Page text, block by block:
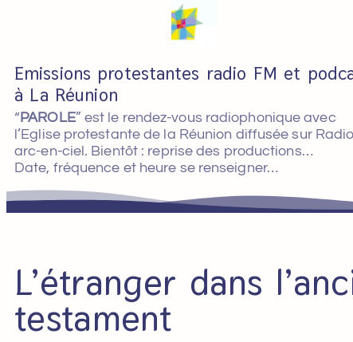
Emissions protestantes radio FM et
à La Réunion
“ PAROLE” est le rendez-vous radiophonique avec
l’Eglise protestante de la Réunion diffusée sur Radio
arc-en-ciel. Bientôt : reprise des productions…
Date, fréquence et heure se renseigner…
L’étranger dans
testament